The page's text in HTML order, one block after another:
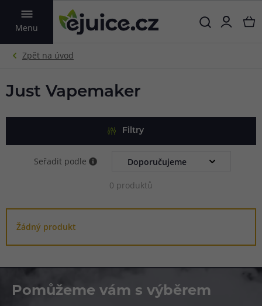
Menu
VYHLEDAT
Just Vapemaker
Filtry
Seřadit podle
0 produktů
Žádný produkt
Pomůžeme vám s výběrem